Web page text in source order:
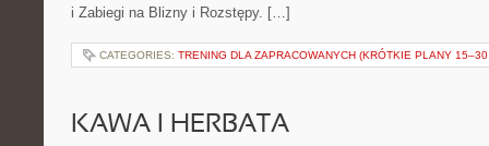
i Zabiegi na Blizny i Rozstępy. […]
CATEGORIES: TRENING DLA ZAPRACOWANYCH (KRÓTKIE PLANY
KAWA I HERBATA